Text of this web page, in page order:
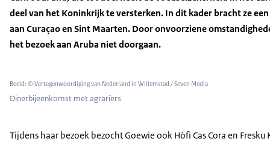
deel van het Koninkrijk te versterken. In dit kader bracht ze
aan Curaçao en Sint Maarten. Door onvoorziene
het bezoek aan Aruba niet doorgaan.
Beeld: © Vertegenwoordiging van Nederland in Willemstad / Seven Media
Dinerbijeenkomst met agrariërs
Tijdens haar bezoek bezocht Goewie ook Hòfi Cas Cora en